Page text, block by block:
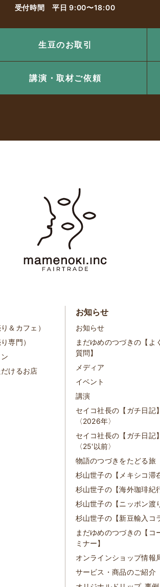
受付時間 平日 9:00〜18:00
生豆のお取引
講演・取材ご依頼
＆カフェ）
専門）
けるお店
お知らせ
お知らせ
まだゆめのつづきの【よ
質問】
メディア
イベント
講演
セイコ社長の【ガチ日記】
〈2026年〉
セイコ社長の【ガチ日記】
〈25'以前〉
物語のつづきをたどる旅
杉山世子の【メキシコ滞
杉山世子の【海外珈琲紀
杉山世子の【ニッポン渡
杉山世子の【新豆輸入コ
まだゆめのつづきの【コ
ミナー】
オンラインショップ情報
サービス・商品のご紹介